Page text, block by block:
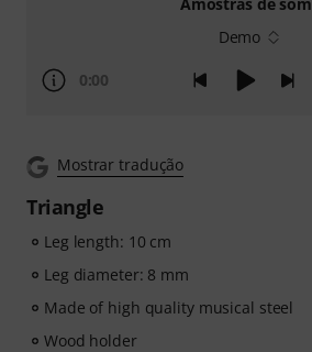
Demo
0:00
Mostrar tradução
Triangle
Leg length: 10 cm
Leg diameter: 8 mm
Made of high quality musical steel
Wood holder